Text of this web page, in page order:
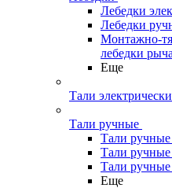
Лебедки
Лебедки
Монтажно-
лебедки
Еще
Тали
Тали ручные
Тали
Тали ручные
Тали
Еще